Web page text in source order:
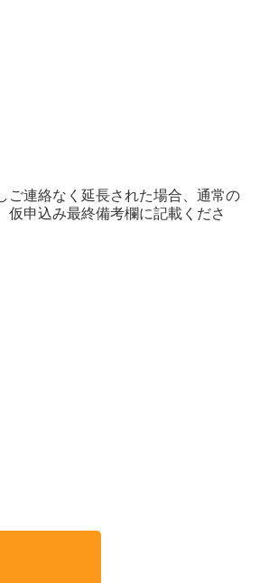
ご連絡なく延長された場合、通常の
申込み最終備考欄に記載くださ